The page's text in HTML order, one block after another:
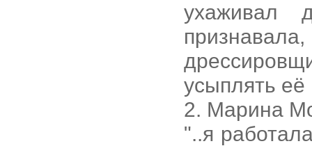
ухаживал
усыплять
2. Марина
"..я